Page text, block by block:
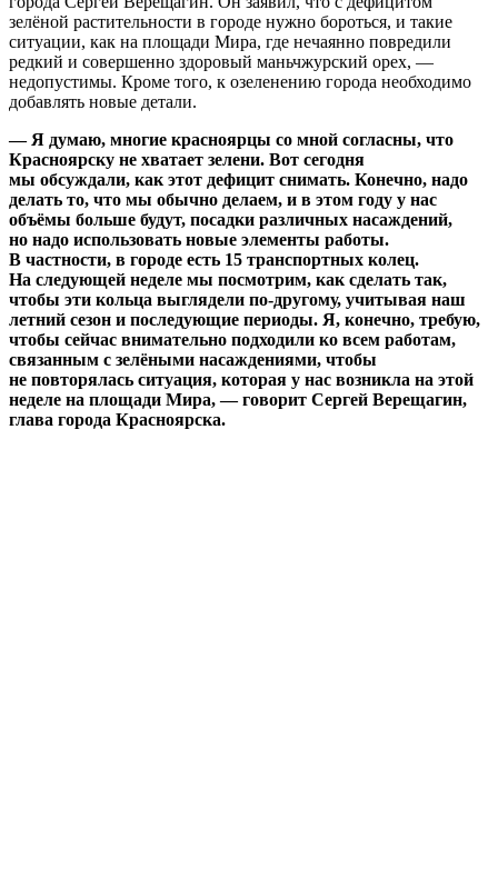
зелёной растительности в городе нужно бороться, и такие
ситуации, как на площади Мира, где нечаянно повредили
редкий и совершенно здоровый маньчжурский орех, —
недопустимы. Кроме того, к озеленению города необходимо
добавлять новые детали.
— Я думаю, многие красноярцы со мной согласны, что
Красноярску не хватает зелени. Вот сегодня
мы обсуждали, как этот дефицит снимать. Конечно, надо
делать то, что мы обычно делаем, и в этом году у нас
объёмы больше будут, посадки различных насаждений,
но надо использовать новые элементы работы.
В частности, в городе есть 15 транспортных колец.
На следующей неделе мы посмотрим, как сделать так,
чтобы эти кольца выглядели по-другому, учитывая наш
летний сезон и последующие периоды. Я, конечно, требую,
чтобы сейчас внимательно подходили ко всем работам,
связанным с зелёными насаждениями, чтобы
не повторялась ситуация, которая у нас возникла на этой
неделе на площади Мира, — говорит Сергей Верещагин,
глава города Красноярска.